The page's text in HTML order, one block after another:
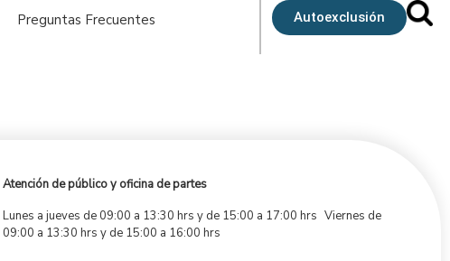
Preguntas Frecuentes Autoexclusión
Atención de público y oficina de partes
Lunes a jueves de 09:00 a 13:30 hrs y de 15:00 a 17:00 hrs Viernes de
09:00 a 13:30 hrs y de 15:00 a 16:00 hrs